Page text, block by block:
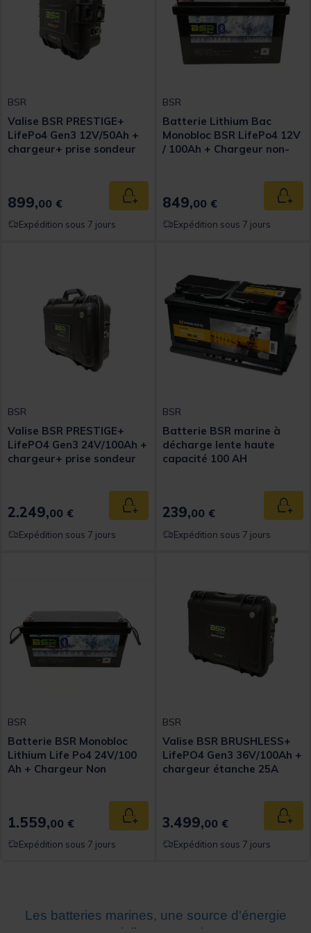
BSR
Valise BSR PRESTIGE+
LifePo4 Gen3 12V/50Ah +
chargeur+ prise sondeur
899,00 € Ajouter au panier
Expédition sous 7 jours
BSR
Batterie Lithium Bac
Monobloc BSR LifePo4 12V
/ 100Ah + Chargeur non-
849,00 €
Expédition sous 7 jours
BSR
Valise BSR PRESTIGE+
LifePO4 Gen3 24V/100Ah +
chargeur+ prise sondeur
2.249,00 € Ajouter au panier
Expédition sous 7 jours
BSR
Batterie BSR marine à
décharge lente haute
capacité 100 AH
239,00 €
Expédition sous 7 jours
BSR
Batterie BSR Monobloc
Lithium Life Po4 24V/100
Ah + Chargeur Non
1.559,00 € Ajouter au panier
Expédition sous 7 jours
BSR
Valise BSR BRUSHLESS+
LifePO4 Gen3 36V/100Ah +
chargeur étanche 25A
3.499,00 €
Expédition sous 7 jours
Les batteries marines, une source d'énergie